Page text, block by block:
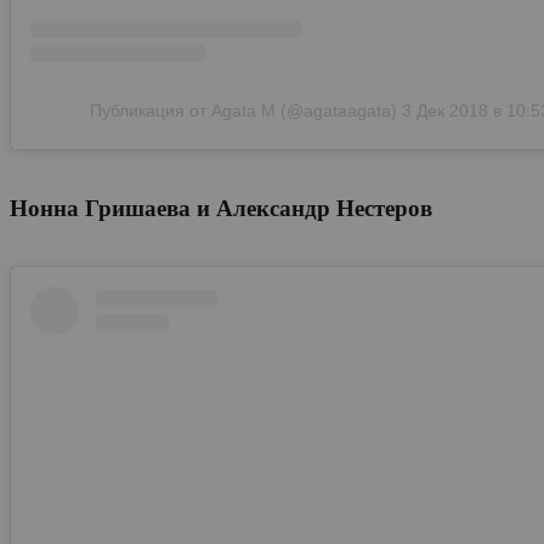
Публикация от Agata M (@agataagata) 3 Дек 2018 в
Нонна Гришаева и Александр Нестеров